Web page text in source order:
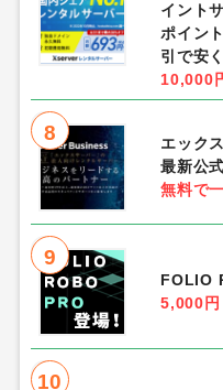
イント
ポイン
引で安
10,000
8
エック
最新公
無料で
9
FOLIO
5,000円
10